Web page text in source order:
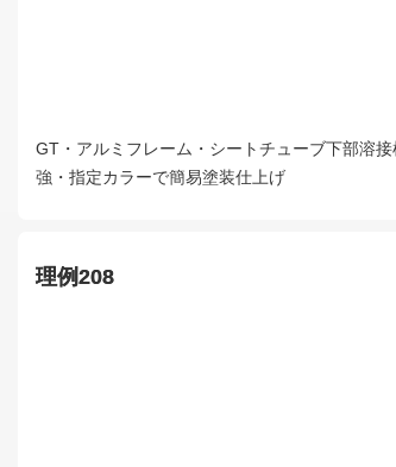
GT・アルミフレーム・シートチューブ下部溶
強・指定カラーで簡易塗装仕上げ
理例208